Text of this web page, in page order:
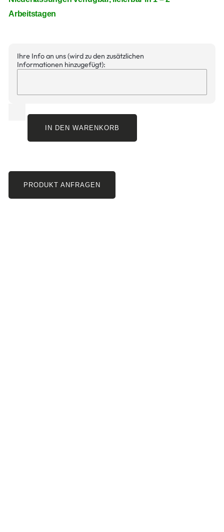
Arbeitstagen
Ihre Info an uns (wird zu den zusätzlichen
Informationen hinzugefügt):
IN DEN WARENKORB
PRODUKT ANFRAGEN